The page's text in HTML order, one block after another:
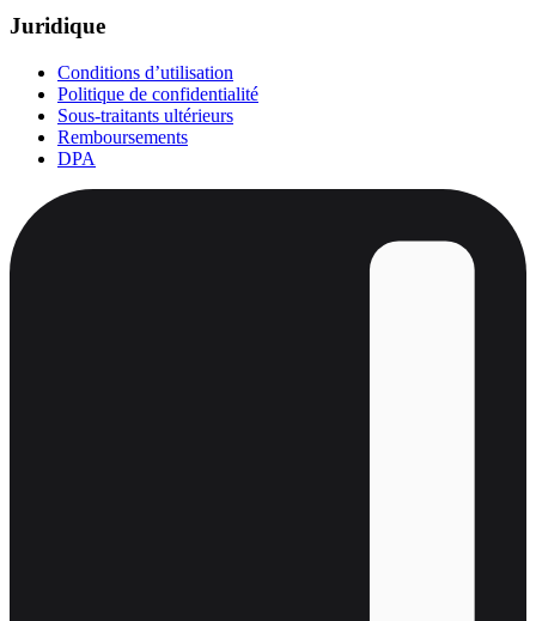
Juridique
Conditions d’utilisation
Politique de confidentialité
Sous-traitants ultérieurs
Remboursements
DPA